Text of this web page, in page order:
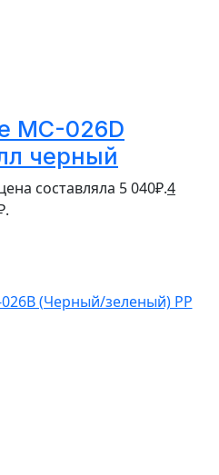
MC-026D
черный
составляла 5 040₽.4